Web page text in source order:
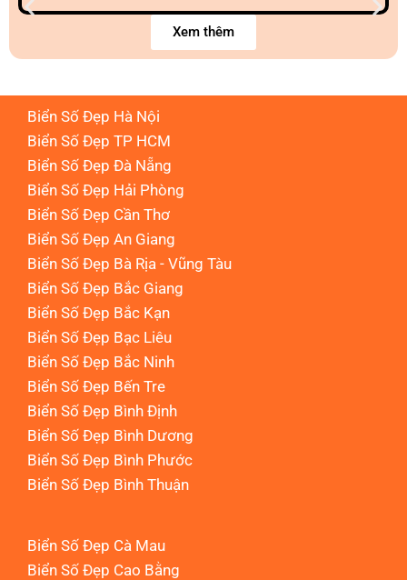
Xem thêm
Biển Số Đẹp Hà Nội
Biển Số Đẹp TP HCM
Biển Số Đẹp Đà Nẵng
Biển Số Đẹp Hải Phòng
Biển Số Đẹp Cần Thơ
Biển Số Đẹp An Giang
Biển Số Đẹp Bà Rịa - Vũng Tàu
Biển Số Đẹp Bắc Giang
Biển Số Đẹp Bắc Kạn
Biển Số Đẹp Bạc Liêu
Biển Số Đẹp Bắc Ninh
Biển Số Đẹp Bến Tre
Biển Số Đẹp Bình Định
Biển Số Đẹp Bình Dương
Biển Số Đẹp Bình Phước
Biển Số Đẹp Bình Thuận
Biển Số Đẹp Cà Mau
Biển Số Đẹp Cao Bằng